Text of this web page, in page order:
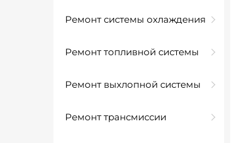
Ремонт системы охлаждения
Ремонт топливной системы
Ремонт выхлопной системы
Ремонт трансмиссии